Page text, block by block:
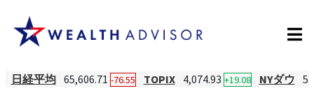
日経平均 65,606.71 -76.55 TOPIX 4,074.93 +19.08 NYダウ